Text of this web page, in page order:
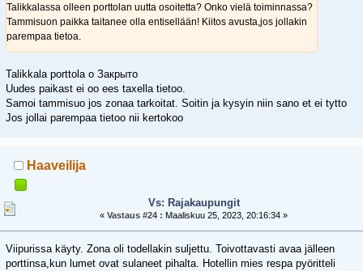
Talikkalassa olleen porttolan uutta osoitetta? Onko vielä toiminnassa?
Tammisuon paikka taitanee olla entisellään! Kiitos avusta,jos jollakin
parempaa tietoa.
Talikkala porttola o Закрыто
Uudes paikast ei oo ees taxella tietoo.
Samoi tammisuo jos zonaa tarkoitat. Soitin ja kysyin niin sano et ei tytto
Jos jollai parempaa tietoo nii kertokoo
Haaveilija
Vs: Rajakaupungit
«Vastaus #24 : Maaliskuu 25, 2023, 20:16:34 »
Viipurissa käyty. Zona oli todellakin suljettu. Toivottavasti avaa jälleen
porttinsa,kun lumet ovat sulaneet pihalta. Hotellin mies respa pyöritteli